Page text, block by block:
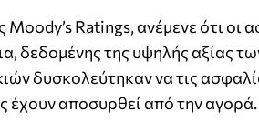
Ratings, ανέμενε ότι οι
δεδομένης της υψηλής αξίας
δυσκολεύτηκαν να τις
έχουν αποσυρθεί από την αγορά.